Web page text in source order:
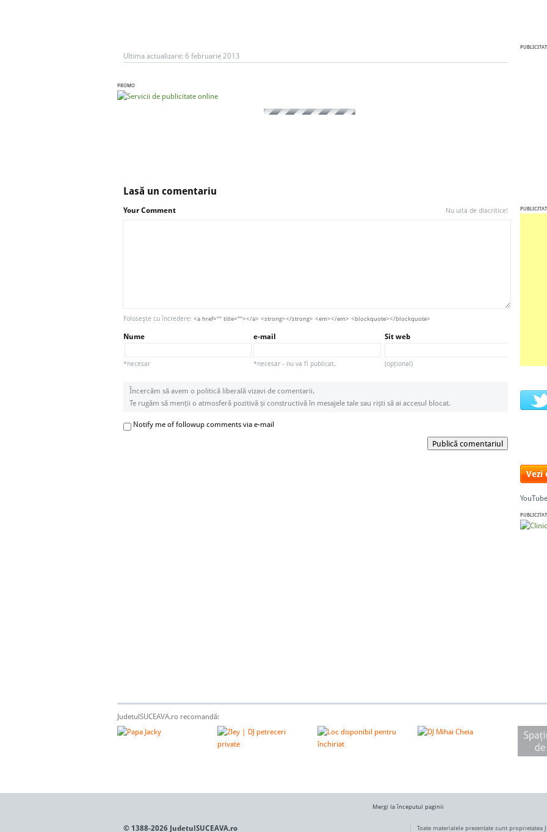
Ultima actualizare: 6 februarie 2013
PROMO
Lasă un comentariu
Your Comment Nu uita de diacritice!
Foloseşte cu încredere: <a href="" title=""></a> <strong></strong> <em></em> <blockquote></blockquote>
Nume
*necesar
e-mail
*necesar - nu va fi publicat.
Sit web
(opțional)
Încercăm să avem o politică liberală vizavi de comentarii.
Te rugăm să menții o atmosferă pozitivă și constructivă în mesajele tale sau riști să ai accesul blocat.
Notify me of followup comments via e-mail
Publică comentariul
Vezi
JudetulSUCEAVA.ro recomandă:
Mergi la începutul paginii
© 1388-2026 JudetulSUCEAVA.ro Toate materialele prezentate sunt proprietatea